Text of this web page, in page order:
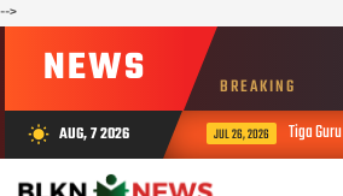
-->
NEWS BREAKING
wb_sunny AUG, 7 2026 JUL 26, 2026 Tiga Guru